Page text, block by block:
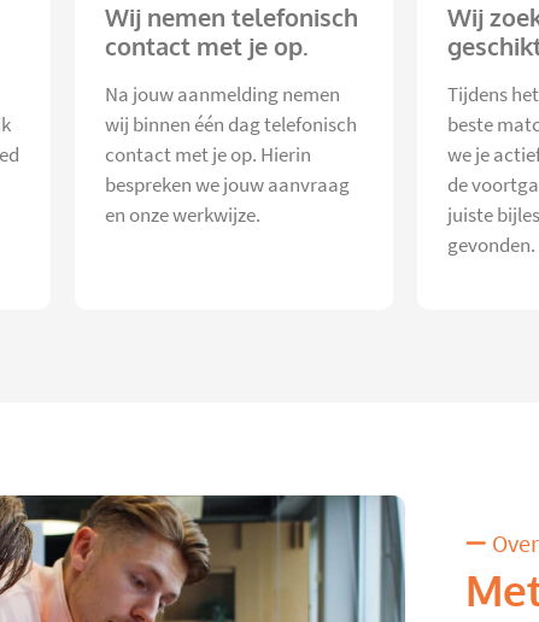
Wij nemen telefonisch
contact met je op.
Na jouw aanmelding nemen
wij binnen één dag telefonisch
contact met je op. Hierin
bespreken we jouw aanvraag
en onze werkwijze.
Wij
Tijdens
beste
we je
de
juiste
gevonden.